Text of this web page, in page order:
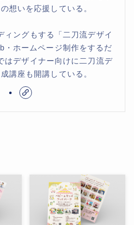
想いを応援している。
ィングもする「二刀流デザイ
・ホームページ制作をするだ
はデザイナー向けに二刀流デ
講座も開講している。